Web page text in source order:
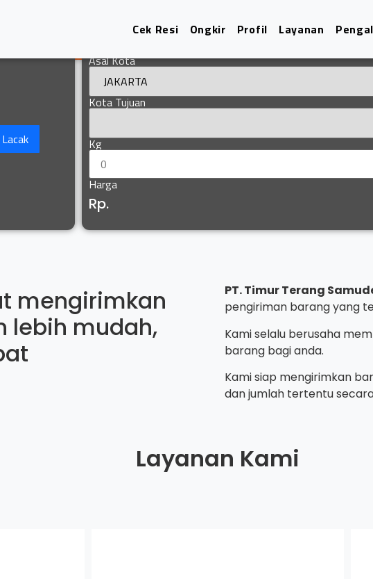
Cek Resi Ongkir Profil Layanan
Lacak
Cek Ongkos Kirim
Asal Kota
Kota Tujuan
Kg
Harga
Rp.
mengirimkan
lebih mudah,
PT. Timur Terang
pengiriman barang yang
Kami selalu berusaha
barang bagi anda.
Kami siap mengirimkan
dan jumlah tertentu
Layanan Kami